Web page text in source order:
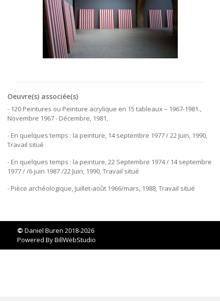
Oeuvre(s) associée(s)
- 120 Peintures ou Peinture acrylique en 15 tableaux – 1967-1981.,
Novembre 1967 - Décembre, 1981,
- En quelques temps : la peinture, 14 septembre 1977 / 22 Juin, 1990,
Travail situé
- En quelques temps : la peinture, 22 Septembre 1974 / 14 septembre
1977 / /6 juin 1987 /22 Juin, 1990, Travail situé
- Pièce archéologique, Juillet-août 1966/mars, 1988, Travail situé
© Daniel Buren 2018-2026
Powered ByBillWebStudio